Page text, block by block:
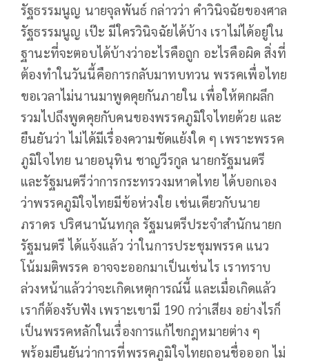
รัฐธรรมนูญ นายจุลพันธ์ กล่าวว่า คำวินิจฉัยของศาล
รัฐธรรมนูญ เป๊ะ มีใครวินิจฉัยได้บ้าง เราไม่ได้อยู่ใน
ฐานะที่จะตอบได้บ้างว่าอะไรคือถูก อะไรคือผิด สิ่งที่
ต้องทำในวันนี้คือการกลับมาทบทวน พรรคเพื่อไทย
ขอเวลาไม่นานมาพูดคุยกันภายใน เพื่อให้ตกผลึก
รวมไปถึงพูดคุยกับคนของพรรคภูมิใจไทยด้วย และ
ยืนยันว่า ไม่ได้มีเรื่องความขัดแย้งใด ๆ เพราะพรรค
ภูมิใจไทย นายอนุทิน ชาญวีรกูล นายกรัฐมนตรี
และรัฐมนตรีว่าการกระทรวงมหาดไทย ได้บอกเอง
ว่าพรรคภูมิใจไทยมีข้อห่วงใย เช่นเดียวกับนาย
ภราดร ปริศนานันทกุล รัฐมนตรีประจำสำนักนายก
รัฐมนตรี ได้แจ้งแล้ว ว่าในการประชุมพรรค แนว
โน้มมติพรรค อาจจะออกมาเป็นเช่นไร เราทราบ
ล่วงหน้าแล้วว่าจะเกิดเหตุการณ์นี้ และเมื่อเกิดแล้ว
เราก็ต้องรับฟัง เพราะเขามี 190 กว่าเสียง อย่างไรก็
เป็นพรรคหลักในเรื่องการแก้ไขกฎหมายต่าง ๆ
พร้อมยืนยันว่าการที่พรรคภูมิใจไทยถอนชื่อออก ไม่